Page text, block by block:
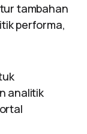
tambahan
performa,
analitik